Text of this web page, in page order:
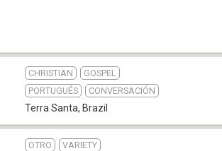
CHRISTIAN
GOSPEL
PORTUGUÉS
CONVERSACIÓN
Terra Santa, Brazil
OTRO VARIETY